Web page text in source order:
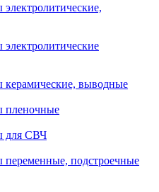
керамические, выводные
пленочные
для СВЧ
переменные, подстроечные